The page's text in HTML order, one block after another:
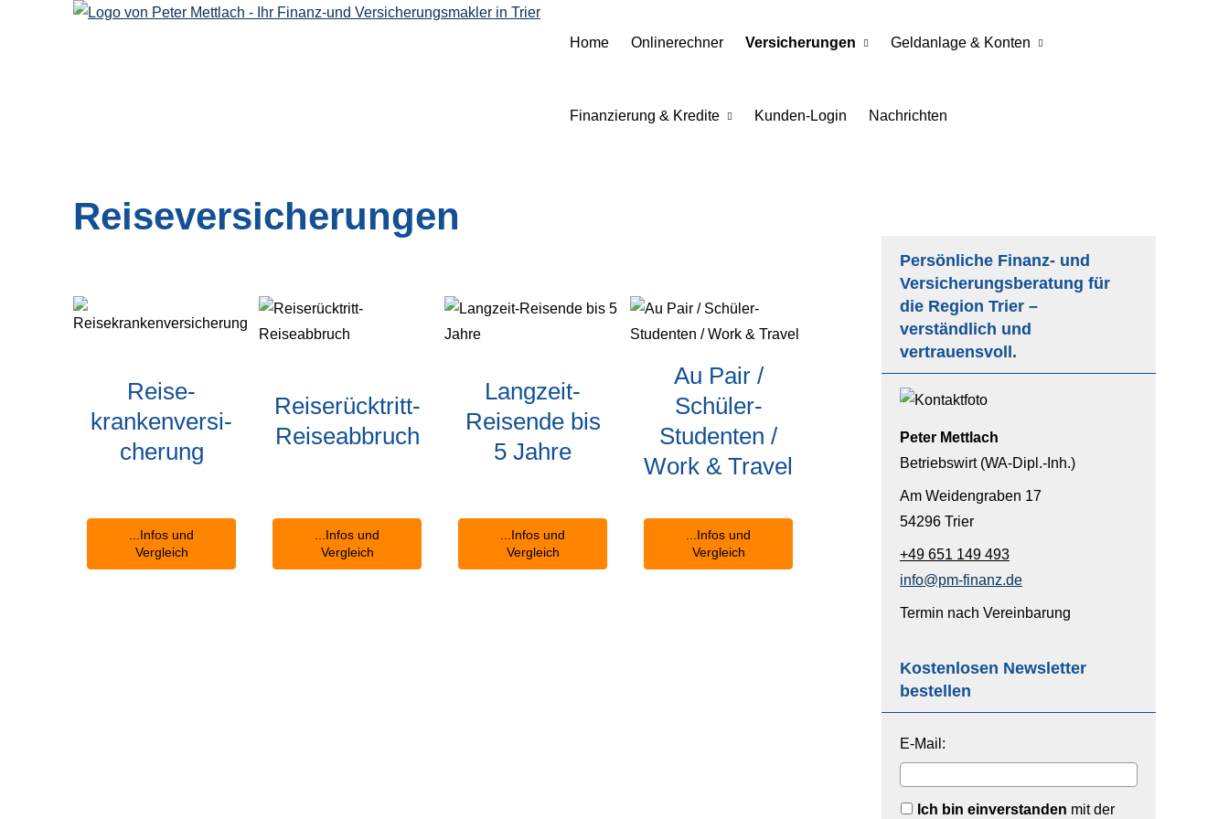
Home Onlinerechner Versicherungen Geldanlage & Konten
Finanzierung & Kredite Kunden-Login Nachrichten
Persönliche Finanz- und
Versicherungsberatung für
die Region Trier –
verständlich und
vertrauensvoll.
Peter Mettlach
Betriebswirt (WA-Dipl.-Inh.)
Am Weidengraben 17
54296 Trier
+49 651 149 493
info@pm-finanz.de
Termin nach Vereinbarung
Kostenlosen Newsletter
bestellen
E-Mail:
Ich bin einverstanden mit der
Reiseversicherungen
Reise­
kranken­ver­si­
che­rung
...Infos und
Vergleich
Reiserücktritt-
Reiseabbruch
...Infos und
Vergleich
Langzeit-
Reisende bis
5 Jahre
...Infos und
Vergleich
Au Pair /
Schüler-
Studenten /
Work & Travel
...Infos und
Vergleich